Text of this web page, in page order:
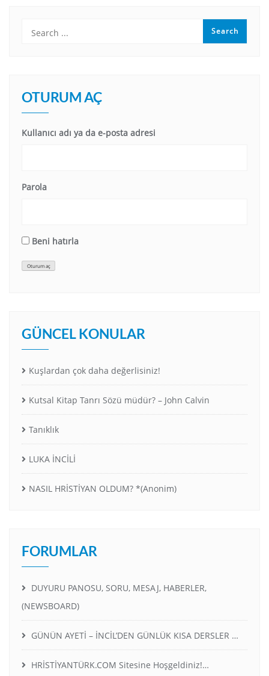
OTURUM AÇ
Kullanıcı adı ya da e-posta adresi
Parola
Beni hatırla
Oturum aç
GÜNCEL KONULAR
Kuşlardan çok daha değerlisiniz!
Kutsal Kitap Tanrı Sözü müdür? – John Calvin
Tanıklık
LUKA İNCİLİ
NASIL HRİSTİYAN OLDUM? *(Anonim)
FORUMLAR
DUYURU PANOSU, SORU, MESAJ, HABERLER,
(NEWSBOARD)
GÜNÜN AYETİ – İNCİL’DEN GÜNLÜK KISA DERSLER …
HRİSTİYANTÜRK.COM Sitesine Hoşgeldiniz!…